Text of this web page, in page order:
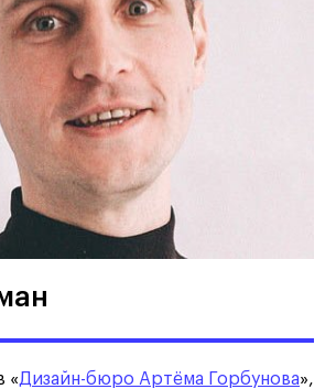
«Дизайн-бюро Артёма Горбунова»,